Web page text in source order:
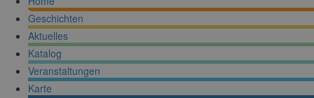
Geschichten
Aktuelles
Katalog
Veranstaltungen
Karte